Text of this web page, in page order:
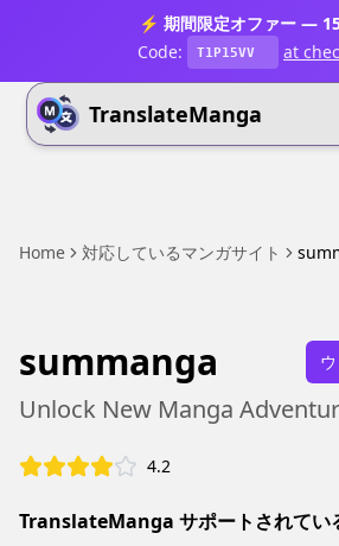
⚡ 期間限定オファー —
Code:
T1P15VV at
TranslateManga
Home 対応しているマンガサイト
summanga
Unlock New Manga
4.2
TranslateManga サポートされてい